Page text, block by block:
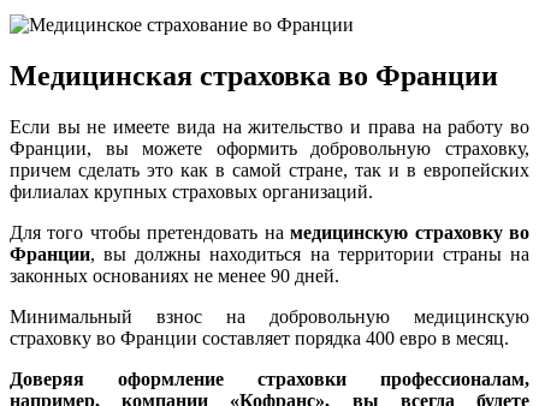
Медицинская страховка во Франции
Если вы не имеете вида на жительство и права на работу во
Франции, вы можете оформить добровольную страховку,
причем сделать это как в самой стране, так и в европейских
филиалах крупных страховых организаций.
Для того чтобы претендовать намедицинскую страховку во
Франции, вы должны находиться на территории страны на
законных основаниях не менее 90 дней.
Минимальный взнос на добровольную медицинскую
страховку во Франции составляет порядка 400 евро в месяц.
Доверяя оформление страховки профессионалам,
например, компании «Кофранс», вы всегда будете